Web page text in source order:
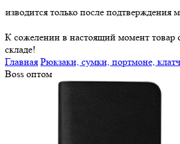
только после подтверждения
К сожелении в настоящий момент товар
складе!
Главная Рюкзаки, сумки, портмоне,
Boss оптом